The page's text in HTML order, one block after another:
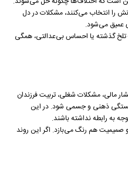
را انتخاب می‌کنند، مشکلات در دل
عمیق می‌شود.
تلخ گذشته یا احساس بی‌عدالتی، همگی
مالی، مشکلات شغلی، تربیت فرزندان
خستگی ذهنی و جسمی شود. در این
به رابطه نداشته باشند.
هم رنگ می‌بازد. اگر این روند